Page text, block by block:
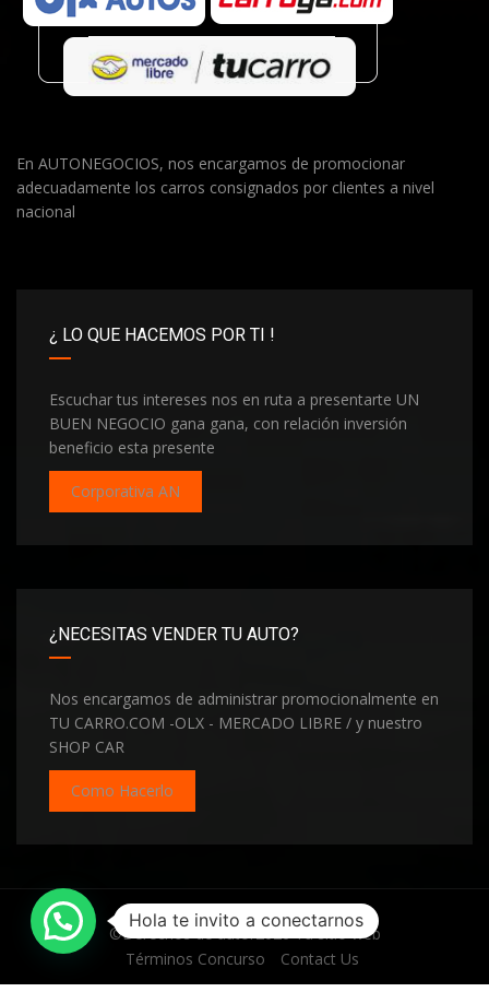
En AUTONEGOCIOS, nos encargamos de promocionar
adecuadamente los carros consignados por clientes a nivel
nacional
¿ LO QUE HACEMOS POR TI !
Escuchar tus intereses nos en ruta a presentarte UN
BUEN NEGOCIO gana gana, con relación inversión
beneficio esta presente
Corporativa AN
¿NECESITAS VENDER TU AUTO?
Nos encargamos de administrar promocionalmente en
TU CARRO.COM -OLX - MERCADO LIBRE / y nuestro
SHOP CAR
Como Hacerlo
©Derechos de autor2026Tu sitio web
Términos Concurso
Contact Us
Hola te invito a conectarnos